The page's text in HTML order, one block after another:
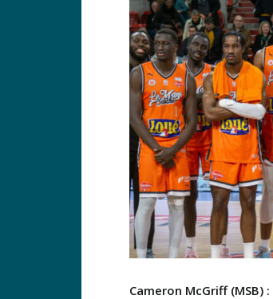
Cameron McGriff (MSB) :